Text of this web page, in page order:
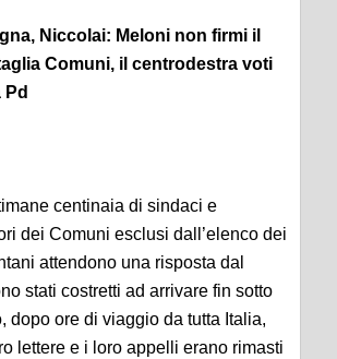
Niccolai: Meloni non firmi il
Comuni, il centrodestra voti
Pd
centinaia di sindaci e
dei Comuni esclusi dall’elenco dei
attendono una risposta dal
stati costretti ad arrivare fin sotto
dopo ore di viaggio da tutta Italia,
lettere e i loro appelli erano rimasti